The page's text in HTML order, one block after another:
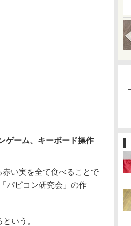
ゲーム、キーボード操作
い実を全て食べることで
パピコン研究会」の作
いう。